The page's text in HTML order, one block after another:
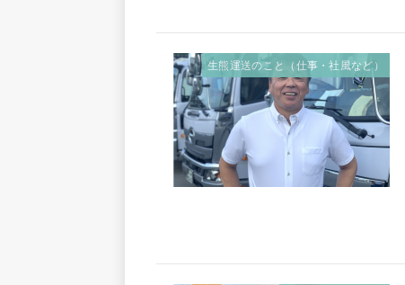
生熊運送のこと（仕事・社風など）